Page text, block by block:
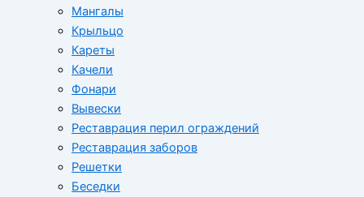
Мангалы
Крыльцо
Кареты
Качели
Фонари
Вывески
Реставрация перил ограждений
Реставрация заборов
Решетки
Беседки